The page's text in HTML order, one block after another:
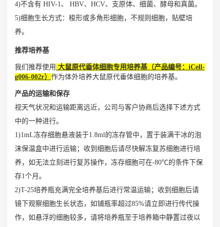
4)不含有 HIV-1、 HBV、HCV、支原体、细菌、酵母和真菌。
5)细胞生长方式：梭形或多角形细胞，不规则细胞，贴壁培
养。
推荐培养基
我们推荐使用 大鼠原代垂体细胞专用培养基 （产品编号：iCell-
g006-002r） 作为体外培养大鼠原代垂体细胞的培养基。
产品的运输和保存
视天气状况和运输距离远近，公司与客户协商后选择下述方式
中的一种进行。
1)1mL冻存细胞悬液装于1.8ml的冻存管中，置于装满干冰的泡
沫保温盒中进行运输；收到细胞后请尽快解冻复苏细胞进行培
养，如无法立刻进行复苏操作，冻存细胞可在-80℃的条件下保
存1个月。
2)T-25培养瓶充满完全培养基后进行常温运输；收到细胞后请
镜下观察细胞生长状态，如铺瓶率超过85%请立即进行传代操
作，如悬浮的细胞较多，请将培养瓶至于培养箱中静置过夜以